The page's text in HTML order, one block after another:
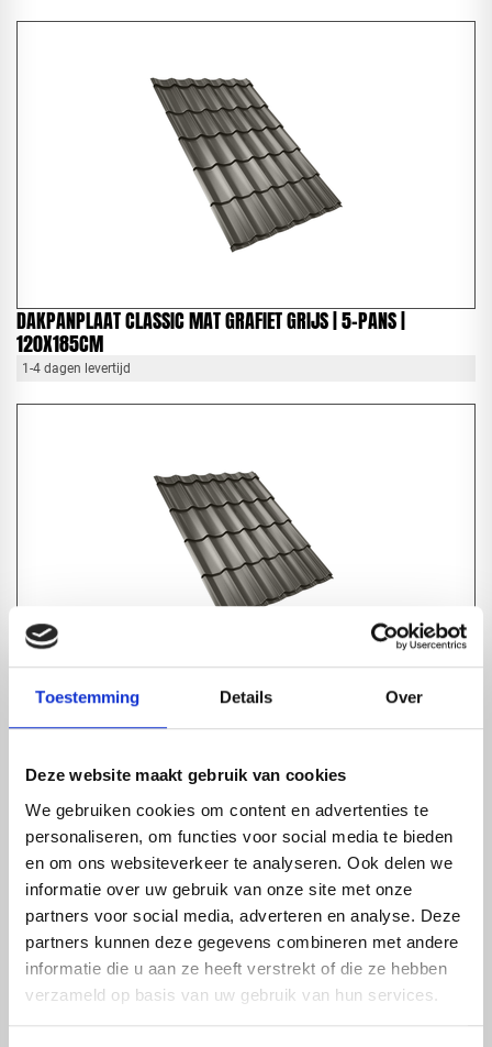
Toestemming Details Over
Deze website maakt gebruik van cookies
We gebruiken cookies om content en advertenties te
personaliseren, om functies voor social media te bieden
en om ons websiteverkeer te analyseren. Ook delen we
informatie over uw gebruik van onze site met onze
partners voor social media, adverteren en analyse. Deze
partners kunnen deze gegevens combineren met andere
informatie die u aan ze heeft verstrekt of die ze hebben
verzameld op basis van uw gebruik van hun services.
DAKPANPLAAT CLASSIC MAT GRAFIET GRIJS | 5-PANS |
120X185CM
1-4 dagen levertijd
DAKPANPLAAT CLASSIC MAT GRAFIET GRIJS | 4-PANS |
120X150CM